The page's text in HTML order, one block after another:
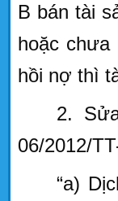
B bán tài
hoặc
hồi nợ thì
2.
06/2012/
“a)